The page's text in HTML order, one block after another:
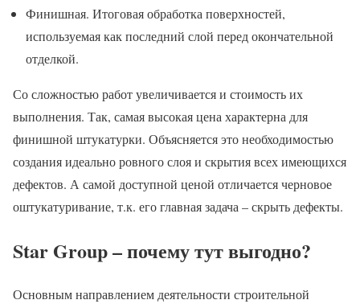
Финишная. Итоговая обработка поверхностей,
используемая как последний слой перед окончательной
отделкой.
Со сложностью работ увеличивается и стоимость их
выполнения. Так, самая высокая цена характерна для
финишной штукатурки. Объясняется это необходимостью
создания идеально ровного слоя и скрытия всех имеющихся
дефектов. А самой доступной ценой отличается черновое
оштукатуривание, т.к. его главная задача – скрыть дефекты.
Star Group – почему тут выгодно?
Основным направлением деятельности строительной